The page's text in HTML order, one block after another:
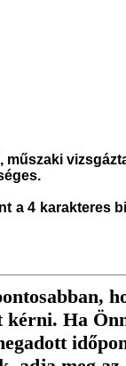
műszaki vizsgá
a 4 karakteres b
Ha